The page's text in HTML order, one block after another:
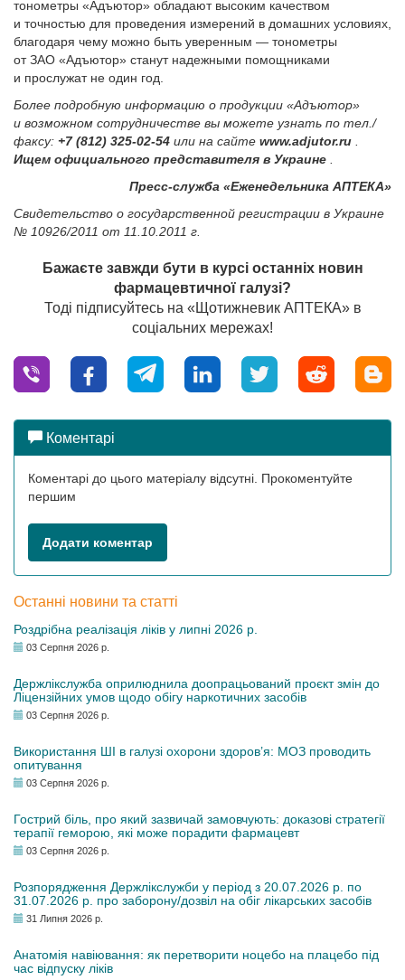
тонометры «Адъютор» обладают высоким качеством
и точностью для проведения измерений в домашних условиях,
благодаря чему можно быть уверенным — тонометры
от ЗАО «Адъютор» станут надежными помощниками
и прослужат не один год.
Более подробную информацию о продукции «Адъютор»
и возможном сотрудничестве вы можете узнать по тел./
факсу: +7 (812) 325-02-54 или на сайте www.adjutor.ru
Ищем официального представителя в Украине
Пресс-служба «Еженедельника АПТЕКА»
Свидетельство о государственной регистрации в Украине
№ 10926/2011 от 11.10.2011 г.
Бажаєте завжди бути в курсі останніх новин
фармацевтичної галузі?
Тоді підписуйтесь на «Щотижневик АПТЕКА» в
соціальних мережах!
Коментарі
Коментарі до цього матеріалу відсутні. Прокоментуйте
першим
Додати коментар
Останні новини та статті
Роздрібна реалізація ліків у липні 2026 р.
03 Серпня 2026 р.
Держлікслужба оприлюднила доопрацьований проєкт змін до
Ліцензійних умов щодо обігу наркотичних засобів
03 Серпня 2026 р.
Використання ШІ в галузі охорони здоров’я: МОЗ проводить
опитування
03 Серпня 2026 р.
Гострий біль, про який зазвичай замовчують: доказові стратегії
терапії геморою, які може порадити фармацевт
03 Серпня 2026 р.
Розпорядження Держлікслужби у період з 20.07.2026 р. по
31.07.2026 р. про заборону/дозвіл на обіг лікарських засобів
31 Липня 2026 р.
Анатомія навіювання: як перетворити ноцебо на плацебо під
час відпуску ліків